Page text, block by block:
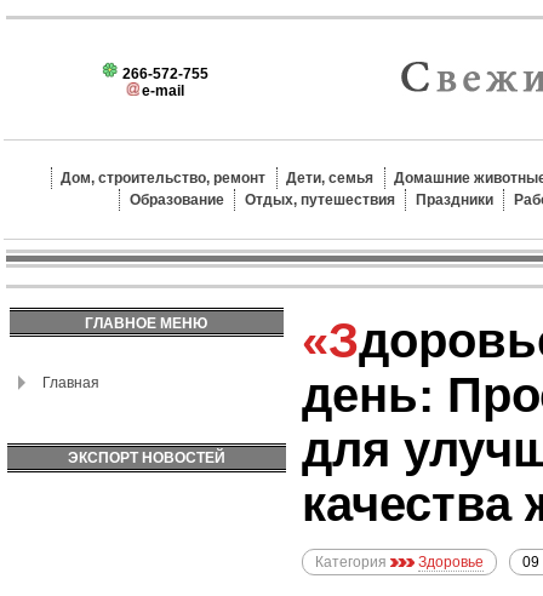
266-572-755
e-mail
Дом, строительство, ремонт Дети, семья
Домашние
Образование
Отдых, путешествия Праздники
ГЛАВНОЕ МЕНЮ
Главная
ЭКСПОРТ НОВОСТЕЙ
«Здоровье в каждый
день:
для
качества
Категория Здоровье 09